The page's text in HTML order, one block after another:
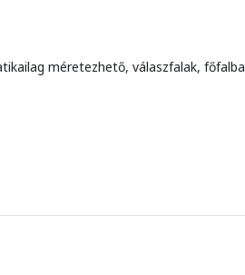
méretezhető, válaszfalak, főfalba